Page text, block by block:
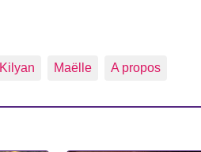
Kilyan Maëlle A propos